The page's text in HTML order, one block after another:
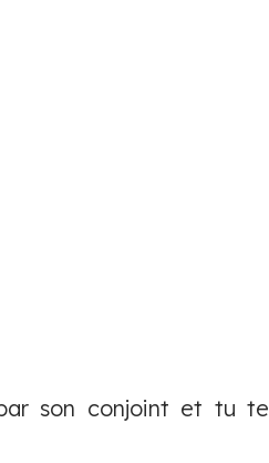
son conjoint et tu te